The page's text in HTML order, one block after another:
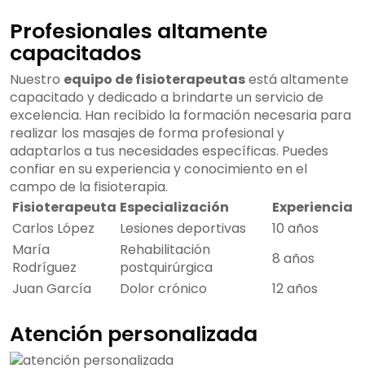
Profesionales altamente
capacitados
Nuestro equipo de fisioterapeutasestá altamente
capacitado y dedicado a brindarte un servicio de
excelencia. Han recibido la formación necesaria para
realizar los masajes de forma profesional y
adaptarlos a tus necesidades específicas. Puedes
confiar en su experiencia y conocimiento en el
campo de la fisioterapia.
Fisioterapeuta Especialización
Experiencia
Carlos López
Lesiones deportivas
10 años
María
Rodríguez
Rehabilitación
postquirúrgica
8 años
Juan García
Dolor crónico 12 años
Atención personalizada